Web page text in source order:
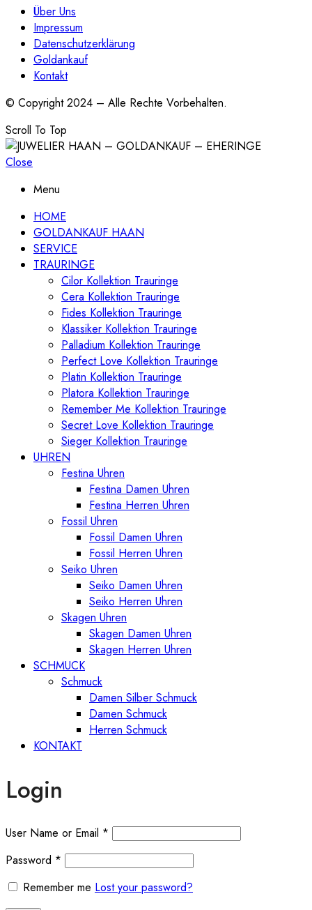
Über Uns
Impressum
Datenschutzerklärung
Goldankauf
Kontakt
© Copyright 2024 – Alle Rechte Vorbehalten.
Scroll To Top
Close
Menu
HOME
GOLDANKAUF HAAN
SERVICE
TRAURINGE
Cilor Kollektion Trauringe
Cera Kollektion Trauringe
Fides Kollektion Trauringe
Klassiker Kollektion Trauringe
Palladium Kollektion Trauringe
Perfect Love Kollektion Trauringe
Platin Kollektion Trauringe
Platora Kollektion Trauringe
Remember Me Kollektion Trauringe
Secret Love Kollektion Trauringe
Sieger Kollektion Trauringe
UHREN
Festina Uhren
Festina Damen Uhren
Festina Herren Uhren
Fossil Uhren
Fossil Damen Uhren
Fossil Herren Uhren
Seiko Uhren
Seiko Damen Uhren
Seiko Herren Uhren
Skagen Uhren
Skagen Damen Uhren
Skagen Herren Uhren
SCHMUCK
Schmuck
Damen Silber Schmuck
Damen Schmuck
Herren Schmuck
KONTAKT
Login
User Name or Email *
Password *
Remember me Lost your password?